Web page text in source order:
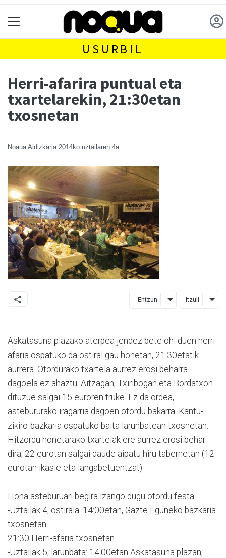
USURBIL
Herri-afarira puntual eta
txartelarekin, 21:30etan
txosnetan
Noaua Aldizkaria 2014ko uztailaren 4a
Entzun Itzuli
Askatasuna plazako aterpea jendez bete ohi duen herri-
afaria ospatuko da ostiral gau honetan, 21:30etatik
aurrera. Otordurako txartela aurrez erosi beharra
dagoela ez ahaztu. Aitzagan, Txiribogan eta Bordatxon
dituzue salgai 15 euroren truke. Ez da ordea,
astebururako iragarria dagoen otordu bakarra. Kantu-
zikiro-bazkaria ospatuko baita larunbatean txosnetan.
Hitzordu honetarako txartelak ere aurrez erosi behar
dira; 22 eurotan salgai daude aipatu hiru tabernetan (12
eurotan ikasle eta langabetuentzat).
Hona asteburuari begira izango dugu otordu festa:
-Uztailak 4, ostirala: 14:00etan, Gazte Eguneko bazkaria
txosnetan.
21:30 Herri-afaria txosnetan.
-Uztailak 5, larunbata: 14:00etan Askatasuna plazan,